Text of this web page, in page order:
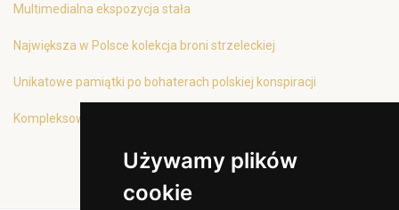
Używamy plików
cookie
Multimedialna ekspozycja stała
Największa w Polsce kolekcja broni strzeleckiej
Unikatowe pamiątki po bohaterach polskiej konspiracji
Kompleksowa oferta edukacyjna